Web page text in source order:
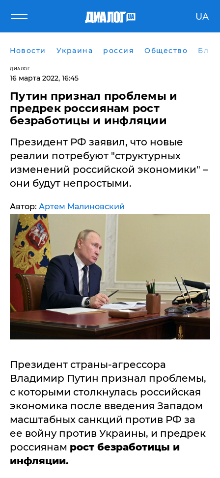
UA
Новости Украина россия Общество
ДИАЛОГ
16 марта 2022, 16:45
Путин признал проблемы и
предрек россиянам рост
безработицы и инфляции
Президент РФ заявил, что новые
реалии потребуют "структурных
изменений российской экономики" –
они будут непростыми.
Автор: Артем Малиновский
Президент страны-агрессора
Владимир Путин признал проблемы,
с которыми столкнулась российская
экономика после введения Западом
масштабных санкций против РФ за
ее войну против Украины, и предрек
россиянам рост безработицы и
инфляции.